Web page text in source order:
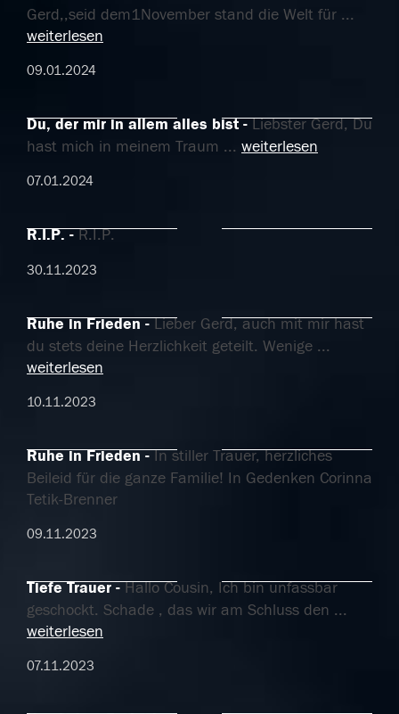
Gerd,,seid dem1November stand die Welt für ...
weiterlesen
09.01.2024
Du, der mir in allem alles bist
Liebster Gerd, Du
hast mich in meinem Traum ... weiterlesen
07.01.2024
R.I.P. R.I.P.
30.11.2023
Ruhe in Frieden
Lieber Gerd, auch mit mir hast
du stets deine Herzlichkeit geteilt. Wenige ...
weiterlesen
10.11.2023
Ruhe in Frieden
In stiller Trauer, herzliches
Beileid für die ganze Familie! In Gedenken Corinna
Tetik-Brenner
09.11.2023
Tiefe Trauer
Hallo Cousin, Ich bin unfassbar
geschockt. Schade , das wir am Schluss den ...
weiterlesen
07.11.2023